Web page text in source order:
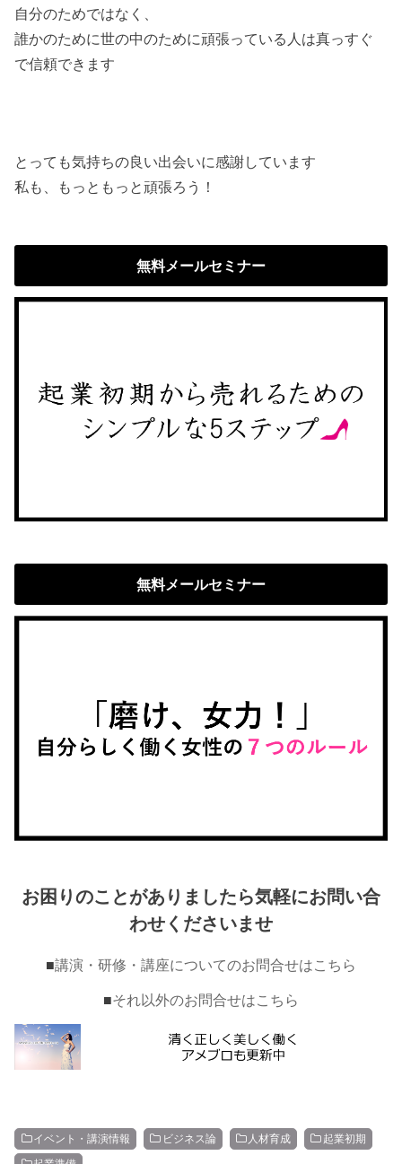
自分のためではなく、
誰かのために世の中のために頑張っている人は真っすぐ
で信頼できます
とっても気持ちの良い出会いに感謝しています
私も、もっともっと頑張ろう！
無料メールセミナー
無料メールセミナー
お困りのことがありましたら気軽にお問い合
わせくださいませ
■講演・研修・講座についてのお問合せはこちら
■それ以外のお問合せはこちら
イベント・講演情報 ビジネス論 人材育成 起業初期